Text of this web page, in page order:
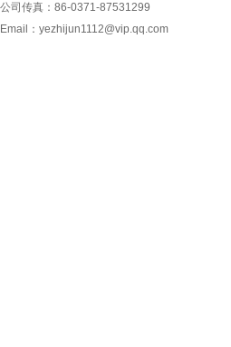
公司传真：86-0371-87531299
Email： yezhijun1112@vip.qq.com